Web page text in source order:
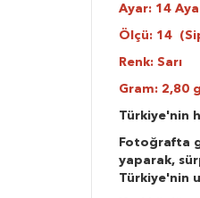
Ayar: 14
Ölçü: 14
Renk: Sarı
Gram: 2,80
Türkiye'nin
Fotoğrafta
yaparak,
Türkiye'nin